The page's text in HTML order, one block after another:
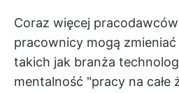
Coraz więcej
pracownicy mogą
takich jak branża
mentalność "pracy na całe